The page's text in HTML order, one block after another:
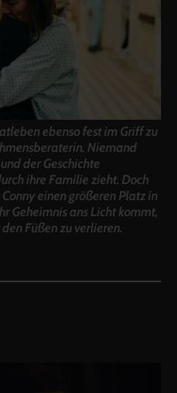
ebenso fest im Griff zu
Niemand
der Geschichte
ihre Familie zieht. Doch
einen größeren Platz in
Geheimnis ans Licht kommt,
Füßen zu verlieren.